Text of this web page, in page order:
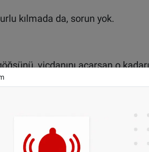
kılmada da, sorun yok.
vicdanını açarsan o
günah işleyemezsin der!